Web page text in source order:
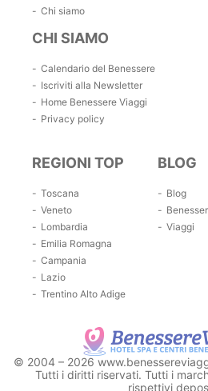
Chi siamo
CHI SIAMO
Calendario del Benessere
Iscriviti alla Newsletter
Home Benessere Viaggi
Privacy policy
REGIONI TOP
Toscana
Veneto
Lombardia
Emilia Romagna
Campania
Lazio
Trentino Alto Adige
BLOG
Blog
Viaggi
© 2004 – 2026
Tutti i diritti riservati. Tutti i
rispettivi